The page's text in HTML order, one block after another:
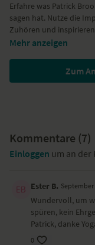
Erfahre was Patrick
sagen hat. Nutze die
Zuhören und
Mehr anzeigen
Zum
Kommentare (7)
Einloggen um an der
Ester B. September
Wundervoll, um
spüren, kein
Patrick, danke
0